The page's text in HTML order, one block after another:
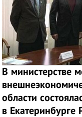
В министерстве
области
в Екатеринбурге